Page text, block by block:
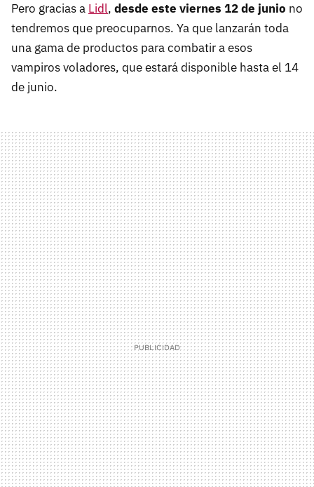
Pero gracias a Lidl, desde este viernes 12 de junio no
tendremos que preocuparnos. Ya que lanzarán toda
una gama de productos para combatir a esos
vampiros voladores, que estará disponible hasta el 14
de junio.